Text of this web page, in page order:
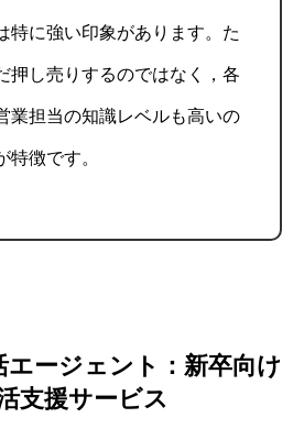
特に強い印象があります。た
押し売りするのではなく，各
業担当の知識レベルも高いの
特徴です。
ージェント：新卒向け
支援サービス